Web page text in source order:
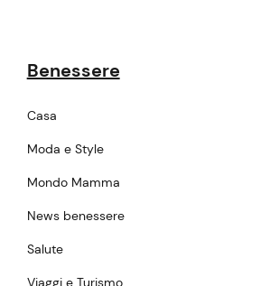
Benessere
Casa
Moda e Style
Mondo Mamma
News benessere
Salute
Viaggi e Turismo